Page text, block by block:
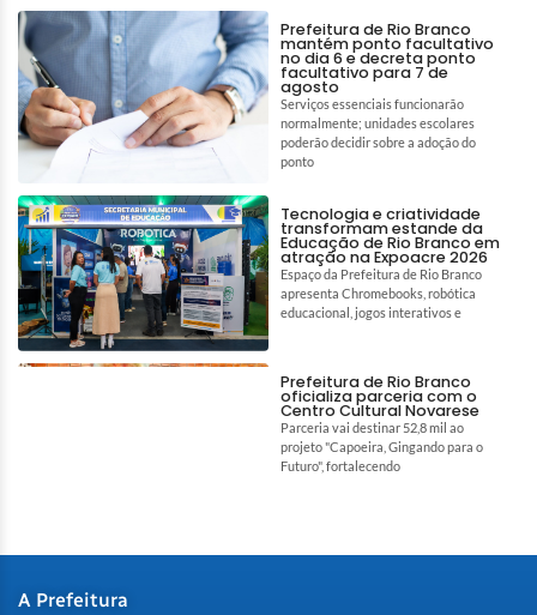
Prefeitura de Rio Branco
mantém ponto facultativo
no dia 6 e decreta ponto
facultativo para 7 de
agosto
Serviços essenciais funcionarão
normalmente; unidades escolares
poderão decidir sobre a adoção do
ponto
Tecnologia e criatividade
transformam estande da
Educação de Rio Branco em
atração na Expoacre 2026
Espaço da Prefeitura de Rio Branco
apresenta Chromebooks, robótica
educacional, jogos interativos e
Prefeitura de Rio Branco
oficializa parceria com o
Centro Cultural Novarese
Parceria vai destinar 52,8 mil ao
projeto "Capoeira, Gingando para o
Futuro", fortalecendo
A Prefeitura